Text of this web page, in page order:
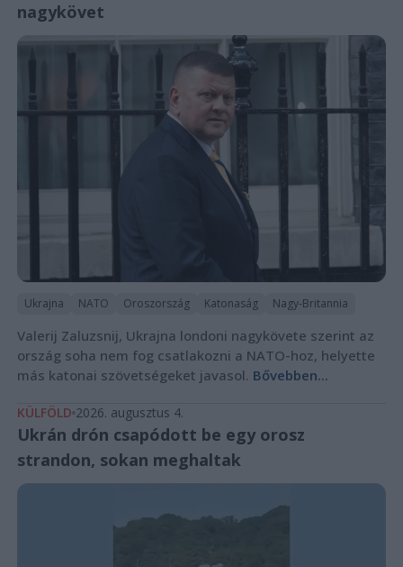
nagykövet
Ukrajna NATO Oroszország Katonaság Nagy-Britannia
Valerij Zaluzsnij, Ukrajna londoni nagykövete szerint az
ország soha nem fog csatlakozni a NATO-hoz, helyette
más katonai szövetségeket javasol. Bővebben...
KÜLFÖLD 2026. augusztus 4.
Ukrán drón csapódott be egy orosz
strandon, sokan meghaltak